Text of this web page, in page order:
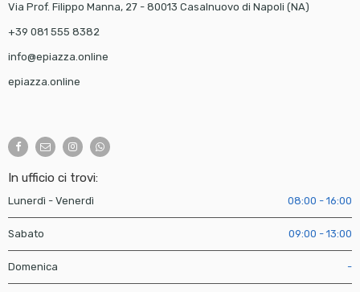
Via Prof. Filippo Manna, 27 - 80013 Casalnuovo di Napoli (NA)
+39 081 555 8382
info@epiazza.online
epiazza.online
In ufficio ci trovi:
Lunerdì - Venerdì 08:00 - 16:00
Sabato 09:00 - 13:00
Domenica -